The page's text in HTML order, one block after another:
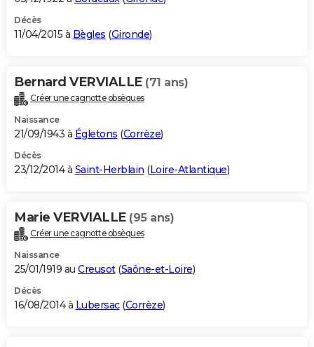
Décès
11/04/2015 à Bègles (Gironde)
Bernard VERVIALLE (71 ans)
Créer une cagnotte obsèques
Naissance
21/09/1943 à Égletons (Corrèze)
Décès
23/12/2014 à Saint-Herblain (Loire-Atlantique)
Marie VERVIALLE (95 ans)
Créer une cagnotte obsèques
Naissance
25/01/1919 au Creusot(Saône-et-Loire)
Décès
16/08/2014 à Lubersac(Corrèze)